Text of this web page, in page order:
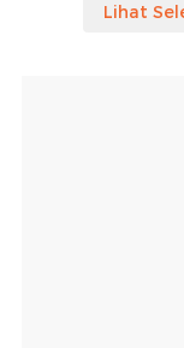
Lihat